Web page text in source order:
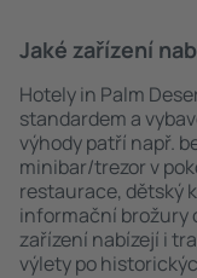
Jaké zařízení
Hotely in Palm
standardem a
výhody patří např.
minibar/trezor v
restaurace, dětský
informační brožury
zařízení nabízejí i
výlety po